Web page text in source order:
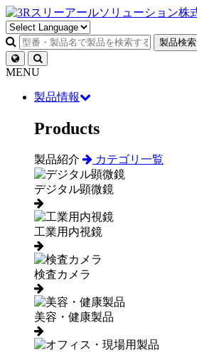
製品検索
MENU
製品情報
Products
製品紹介 カテゴリ一覧
デジタル顕微鏡
工業用内視鏡
検査カメラ
美容・健康製品